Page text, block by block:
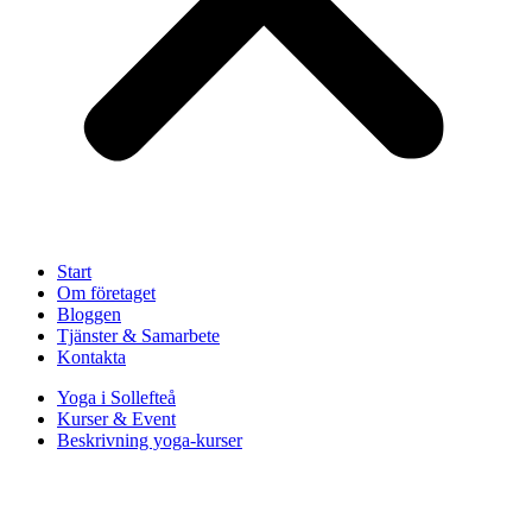
Start
Om företaget
Bloggen
Tjänster & Samarbete
Kontakta
Yoga i Sollefteå
Kurser & Event
Beskrivning yoga-kurser